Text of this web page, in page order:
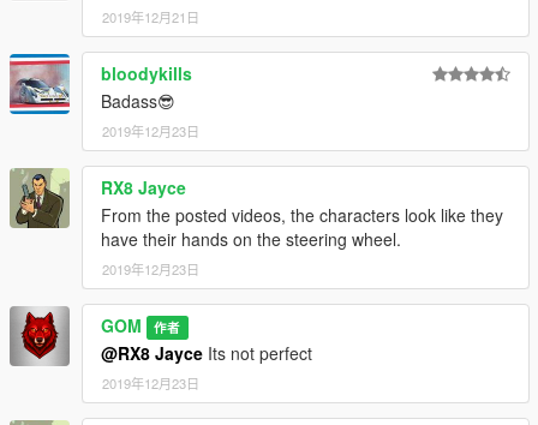
2019年12月21日
bloodykills
Badass😎
2019年12月23日
RX8 Jayce
From the posted videos, the characters look like they
have their hands on the steering wheel.
2019年12月23日
GOM 作者
@RX8 Jayce Its not perfect
2019年12月23日